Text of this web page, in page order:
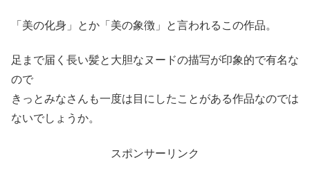
「美の化身」とか「美の象徴」と言われるこの作品。
足まで届く長い髪と大胆なヌードの描写が印象的で有名な
ので
きっとみなさんも一度は目にしたことがある作品なのでは
ないでしょうか。
スポンサーリンク